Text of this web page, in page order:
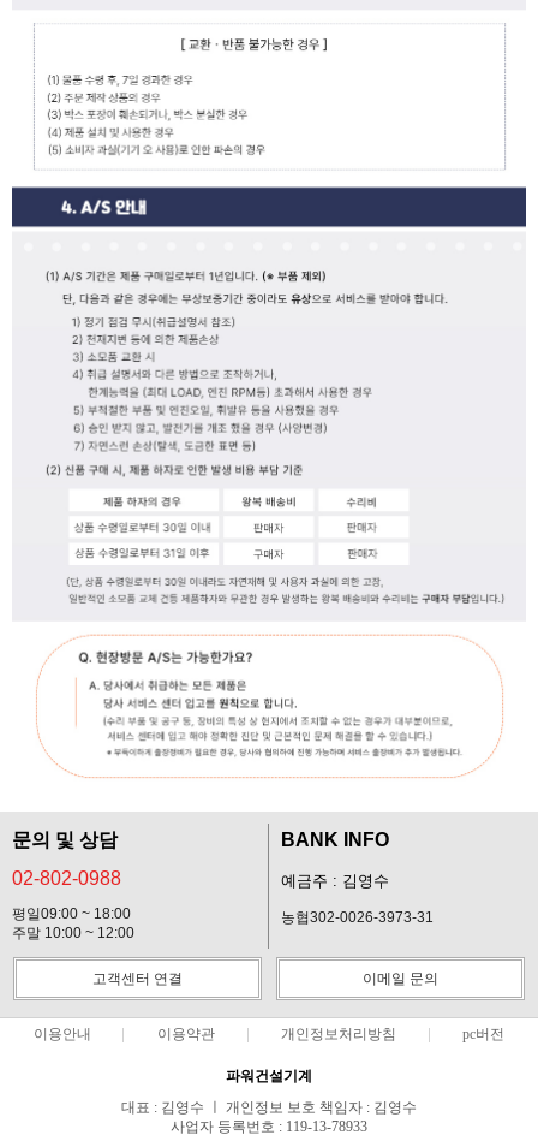
문의 및 상담
02-802-0988
평일09:00 ~ 18:00
주말 10:00 ~ 12:00
BANK INFO
예금주 : 김영수
농협302-0026-3973-31
고객센터 연결 이메일 문의
이용안내 이용약관 개인정보처리방침 pc버전
파워건설기계
대표 : 김영수 ㅣ 개인정보 보호 책임자 : 김영수
사업자 등록번호 : 119-13-78933